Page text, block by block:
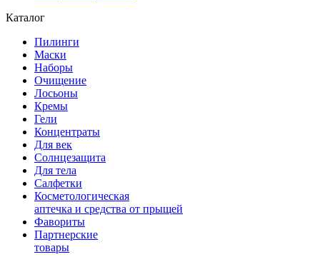
Каталог
Пилинги
Маски
Наборы
Очищение
Лосьоны
Кремы
Гели
Концентраты
Для век
Солнцезащита
Для тела
Салфетки
Косметологическая
аптечка и средства от прыщей
Фавориты
Партнерские
товары